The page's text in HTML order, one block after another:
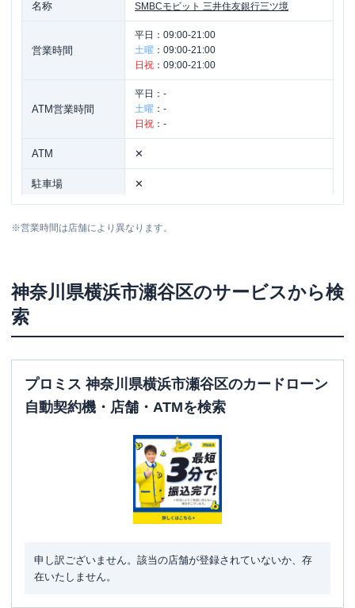
名称 SMBCモビット 三井住友銀行三ツ境
営業時間
平日： 09:00-21:00
土曜 ： 09:00-21:00
日祝 ： 09:00-21:00
ATM営業時間
平日： -
土曜 ： -
日祝 ： -
ATM ✕
駐車場 ✕
※営業時間は店舗により異なります。
神奈川県横浜市瀬谷区のサービスから検
索
プロミス 神奈川県横浜市瀬谷区のカードローン
自動契約機・店舗・ATMを検索
申し訳ございません。該当の店舗が登録されていないか、存
在いたしません。